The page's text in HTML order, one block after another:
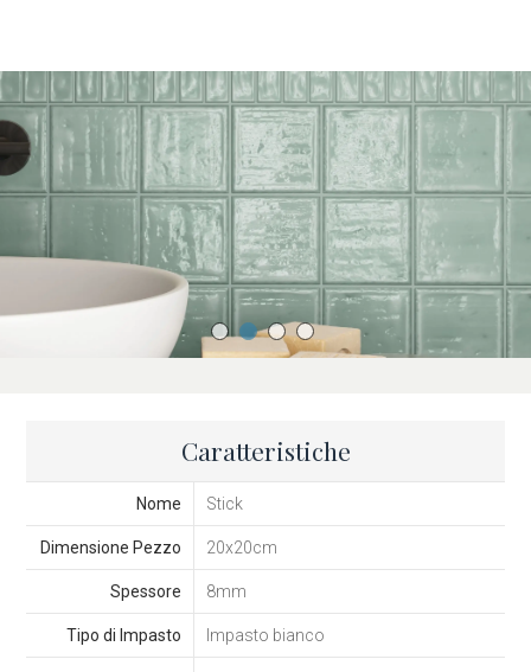
Caratteristiche
Nome Stick
Dimensione Pezzo 20x20cm
Spessore 8mm
Tipo di Impasto Impasto bianco